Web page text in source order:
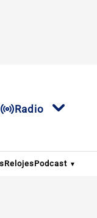
Radio
RelojesPodcast